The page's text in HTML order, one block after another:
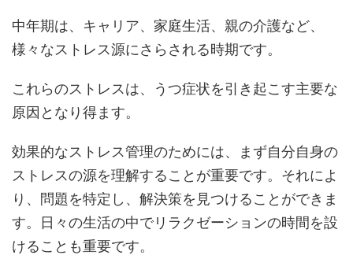
中年期は、キャリア、家庭生活、親の介護など、
様々なストレス源にさらされる時期です。
これらのストレスは、うつ症状を引き起こす主要な
原因となり得ます。
効果的なストレス管理のためには、まず自分自身の
ストレスの源を理解することが重要です。それによ
り、問題を特定し、解決策を見つけることができま
す。日々の生活の中でリラクゼーションの時間を設
けることも重要です。